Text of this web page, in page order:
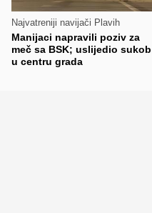
Najvatreniji navijači Plavih
Manijaci napravili poziv za
meč sa BSK; uslijedio sukob
u centru grada